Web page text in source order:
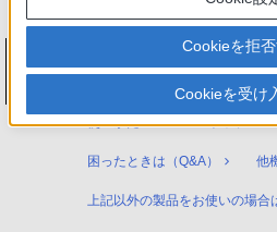
ブルーレイディスク/DVDレコーダー
BDZ-FBT6100 / BDZ-
FBT2100 / BDZ-
使いかたマニュアル トップ
困ったときは（Q&A） 他
上記以外の製品をお使いの場合
Cookieを拒
Cookieを受け